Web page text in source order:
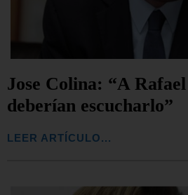
Jose Colina: “A
deberían escucharlo”
LEER ARTÍCULO...